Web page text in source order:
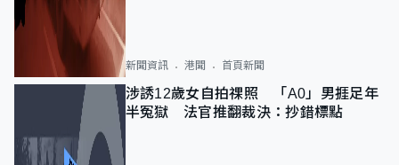
新聞資訊 港聞 首頁新聞
涉誘12歲女自拍祼照 「A0」男捱足年
半冤獄 法官推翻裁決：抄錯標點